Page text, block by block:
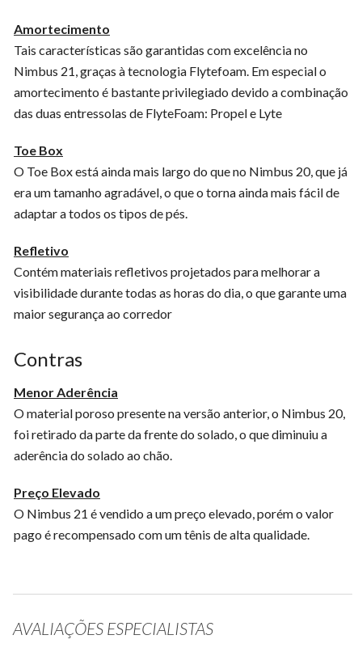
Amortecimento
Tais características são garantidas com excelência no
Nimbus 21, graças à tecnologia Flytefoam. Em especial o
amortecimento é bastante privilegiado devido a combinação
das duas entressolas de FlyteFoam: Propel e Lyte
Toe Box
O Toe Box está ainda mais largo do que no Nimbus 20, que já
era um tamanho agradável, o que o torna ainda mais fácil de
adaptar a todos os tipos de pés.
Refletivo
Contém materiais refletivos projetados para melhorar a
visibilidade durante todas as horas do dia, o que garante uma
maior segurança ao corredor
Contras
Menor Aderência
O material poroso presente na versão anterior, o Nimbus 20,
foi retirado da parte da frente do solado, o que diminuiu a
aderência do solado ao chão.
Preço Elevado
O Nimbus 21 é vendido a um preço elevado, porém o valor
pago é recompensado com um tênis de alta qualidade.
AVALIAÇÕES ESPECIALISTAS